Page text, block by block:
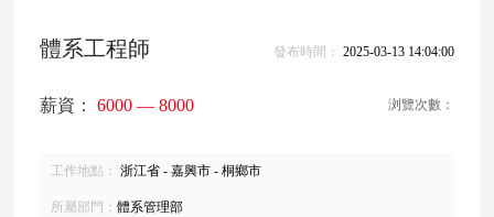
體系工程師 發布時間： 2025-03-13 14:04:00
薪資： 6000 — 8000 浏覽次數：
工作地點： 浙江省 - 嘉興市 - 桐鄉市
所屬部門：體系管理部